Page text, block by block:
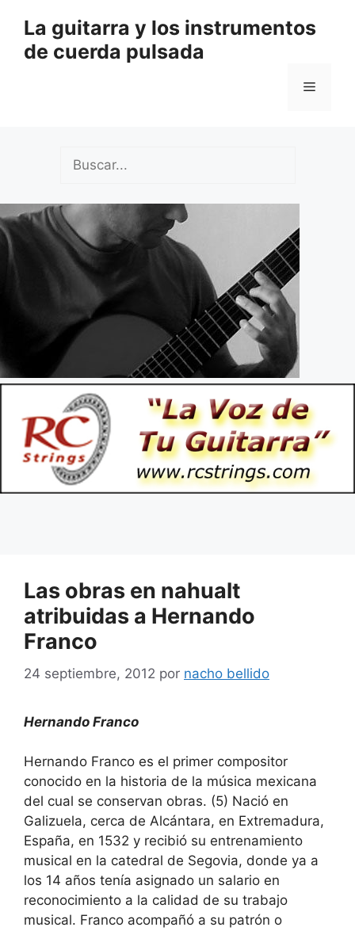
contenido
La guitarra y los instrumentos
de cuerda pulsada
Menú
Las obras en nahualt
atribuidas a Hernando
Franco
24 septiembre, 2012 por nacho bellido
Hernando Franco
Hernando Franco es el primer compositor
conocido en la historia de la música mexicana
del cual se conservan obras. (5) Nació en
Galizuela, cerca de Alcántara, en Extremadura,
España, en 1532 y recibió su entrenamiento
musical en la catedral de Segovia, donde ya a
los 14 años tenía asignado un salario en
reconocimiento a la calidad de su trabajo
musical. Franco acompañó a su patrón o